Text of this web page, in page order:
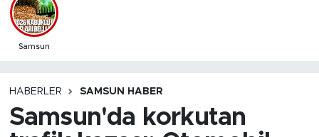
Samsun
HABERLER SAMSUN HABER
Samsun'da korkutan
Trafik Durumu
Süper Lig Puan Durumu ve Fikstür
Son Dakika Haberleri